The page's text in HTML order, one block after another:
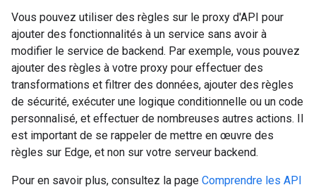
Vous pouvez utiliser des règles sur le proxy d'API pour
ajouter des fonctionnalités à un service sans avoir à
modifier le service de backend. Par exemple, vous pouvez
ajouter des règles à votre proxy pour effectuer des
transformations et filtrer des données, ajouter des règles
de sécurité, exécuter une logique conditionnelle ou un code
personnalisé, et effectuer de nombreuses autres actions. Il
est important de se rappeler de mettre en œuvre des
règles sur Edge, et non sur votre serveur backend.
Pour en savoir plus, consultez la page Comprendre les API